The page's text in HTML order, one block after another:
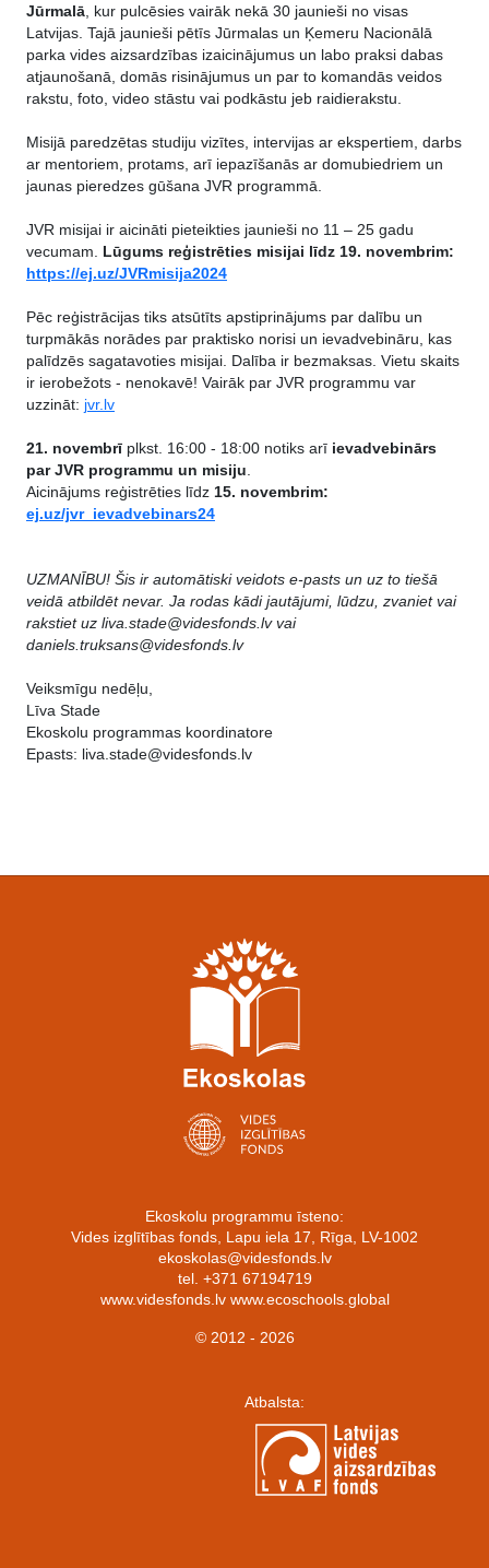
Jūrmalā, kur pulcēsies vairāk nekā 30 jaunieši no visas
Latvijas. Tajā jaunieši pētīs Jūrmalas un Ķemeru Nacionālā
parka vides aizsardzības izaicinājumus un labo praksi dabas
atjaunošanā, domās risinājumus un par to komandās veidos
rakstu, foto, video stāstu vai podkāstu jeb raidierakstu.
Misijā paredzētas studiju vizītes, intervijas ar ekspertiem, darbs
ar mentoriem, protams, arī iepazīšanās ar domubiedriem un
jaunas pieredzes gūšana JVR programmā.
JVR misijai ir aicināti pieteikties jaunieši no 11 – 25 gadu
vecumam. Lūgums reģistrēties misijai līdz 19. novembrim:
https://ej.uz/JVRmisija2024
Pēc reģistrācijas tiks atsūtīts apstiprinājums par dalību un
turpmākās norādes par praktisko norisi un ievadvebināru, kas
palīdzēs sagatavoties misijai. Dalība ir bezmaksas. Vietu skaits
ir ierobežots - nenokavē! Vairāk par JVR programmu var
uzzināt: jvr.lv
21. novembrī plkst. 16:00 - 18:00 notiks arī ievadvebinārs
par JVR programmu un misiju.
Aicinājums reģistrēties līdz 15. novembrim:
ej.uz/jvr_ievadvebinars24
UZMANĪBU! Šis ir automātiski veidots e-pasts un uz to tiešā
veidā atbildēt nevar. Ja rodas kādi jautājumi, lūdzu, zvaniet vai
rakstiet uz liva.stade@videsfonds.lv vai
daniels.truksans@videsfonds.lv
Veiksmīgu nedēļu,
Līva Stade
Ekoskolu programmas koordinatore
Epasts: liva.stade@videsfonds.lv
Ekoskolu programmu īsteno:
Vides izglītības fonds, Lapu iela 17, Rīga, LV-1002
ekoskolas@videsfonds.lv
tel. +371 67194719
www.videsfonds.lv www.ecoschools.global
© 2012 - 2026
Atbalsta: